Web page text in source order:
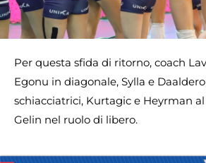
Per questa sfida di ritorno, coach
Egonu in diagonale, Sylla e
schiacciatrici, Kurtagic e Heyrman
Gelin nel ruolo di libero.